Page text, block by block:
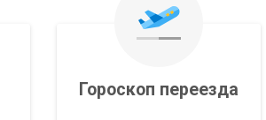
Гороскоп переезда